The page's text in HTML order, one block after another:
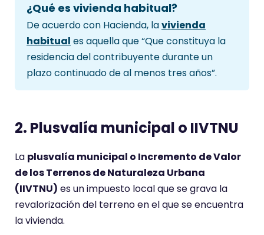
¿Qué es vivienda habitual?
De acuerdo con Hacienda, lavivienda
habitual es aquella que “Que constituya la
residencia del contribuyente durante un
plazo continuado de al menos tres años”.
2. Plusvalía municipal o IIVTNU
La plusvalía municipal o Incremento de Valor
de los Terrenos de Naturaleza Urbana
(IIVTNU) es un impuesto local que se grava la
revalorización del terreno en el que se encuentra
la vivienda.